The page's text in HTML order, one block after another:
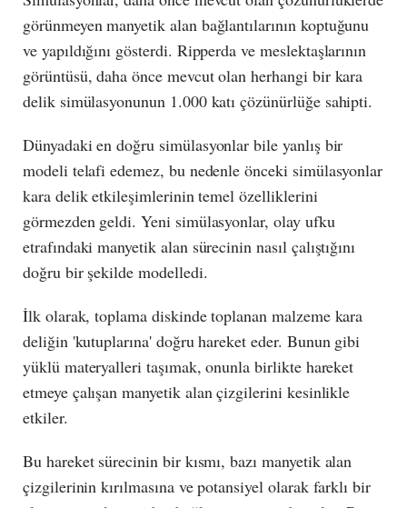
görünmeyen manyetik alan bağlantılarının koptuğunu
ve yapıldığını gösterdi. Ripperda ve meslektaşlarının
görüntüsü, daha önce mevcut olan herhangi bir kara
delik simülasyonunun 1.000 katı çözünürlüğe sahipti.
Dünyadaki en doğru simülasyonlar bile yanlış bir
modeli telafi edemez, bu nedenle önceki simülasyonlar
kara delik etkileşimlerinin temel özelliklerini
görmezden geldi. Yeni simülasyonlar, olay ufku
etrafındaki manyetik alan sürecinin nasıl çalıştığını
doğru bir şekilde modelledi.
İlk olarak, toplama diskinde toplanan malzeme kara
deliğin 'kutuplarına' doğru hareket eder. Bunun gibi
yüklü materyalleri taşımak, onunla birlikte hareket
etmeye çalışan manyetik alan çizgilerini kesinlikle
etkiler.
Bu hareket sürecinin bir kısmı, bazı manyetik alan
çizgilerinin kırılmasına ve potansiyel olarak farklı bir